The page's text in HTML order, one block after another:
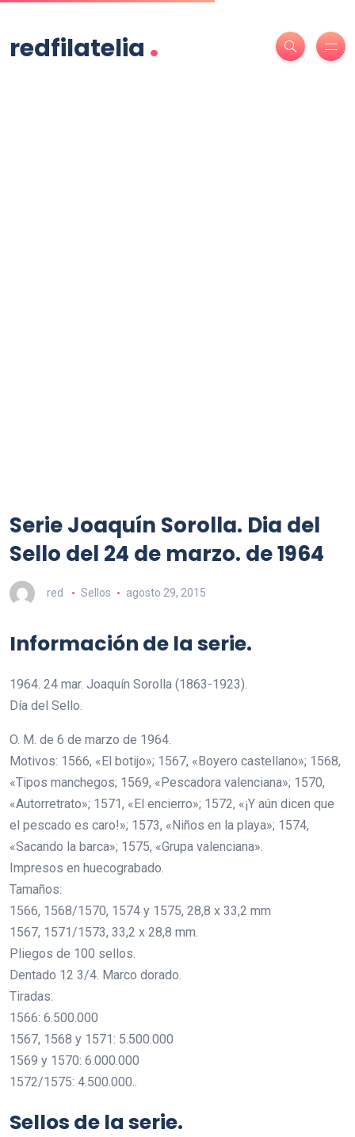
redfilatelia .
Serie Joaquín Sorolla. Dia del
Sello del 24 de marzo. de 1964
red Sellos agosto 29, 2015
Información de la serie.
1964. 24 mar. Joaquín Sorolla (1863-1923).
Día del Sello.
O. M. de 6 de marzo de 1964.
Motivos: 1566, «El botijo»; 1567, «Boyero castellano»; 1568,
«Tipos manchegos; 1569, «Pescadora valenciana»; 1570,
«Autorretrato»; 1571, «El encierro»; 1572, «¡Y aún dicen que
el pescado es caro!»; 1573, «Niños en la playa»; 1574,
«Sacando la barca»; 1575, «Grupa valenciana».
Impresos en huecograbado.
Tamaños:
1566, 1568/1570, 1574 y 1575, 28,8 x 33,2 mm
1567, 1571/1573, 33,2 x 28,8 mm.
Pliegos de 100 sellos.
Dentado 12 3/4. Marco dorado.
Tiradas:
1566: 6.500.000
1567, 1568 y 1571: 5.500.000
1569 y 1570: 6.000.000
1572/1575: 4.500.000..
Sellos de la serie.